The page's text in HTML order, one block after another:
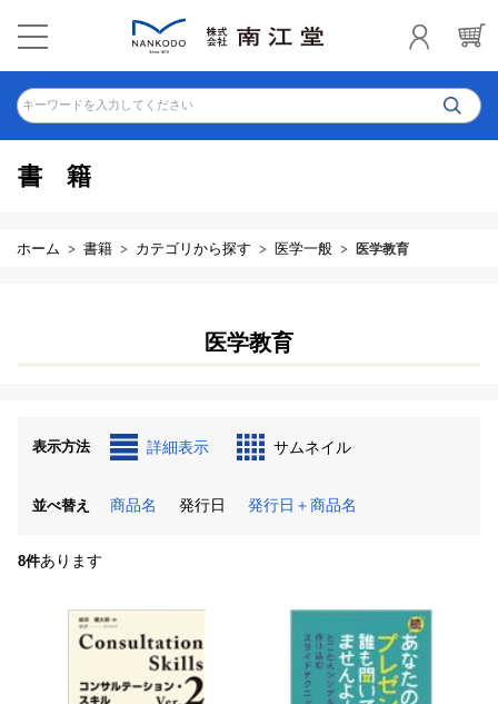
キーワードを入力してください
書籍
ホーム 書籍 カテゴリから探す 医学一般 医学教育
医学教育
表示方法 詳細表示 サムネイル
並べ替え 商品名 発行日 発行日＋商品名
8件あります